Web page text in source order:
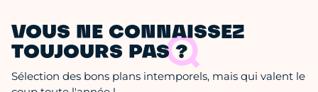
VOUS NE CONNAISSEZ
TOUJOURS PAS ?
Sélection des bons plans intemporels, mais qui valent le